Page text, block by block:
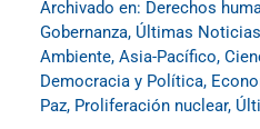
Archivado en: Derechos
Gobernanza, Últimas Noticias
Ambiente, Asia-Pacífico,
Democracia y Política,
Paz, Proliferación nuclear,